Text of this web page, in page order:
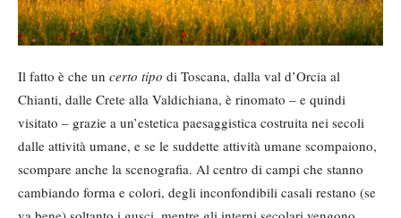
Il fatto è che un certo tipo di Toscana, dalla val d’Orcia al
Chianti, dalle Crete alla Valdichiana, è rinomato – e quindi
visitato – grazie a un’estetica paesaggistica costruita nei secoli
dalle attività umane, e se le suddette attività umane scompaiono,
scompare anche la scenografia. Al centro di campi che stanno
cambiando forma e colori, degli inconfondibili casali restano (se